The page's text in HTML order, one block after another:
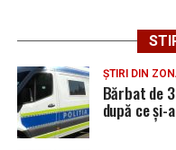
infrastructurii
siguranței în trafic, cât
de evacuarea
investițiilor, șoferii și
semnalizarea
zonele afectate de
ȘTIRI DIN
Bărbat de
după ce